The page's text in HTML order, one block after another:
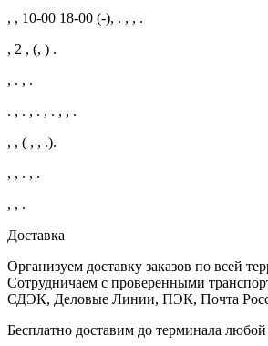
, , 10-00 18-00 (-), . , , .
, 2 , (, ) .
, . , .
. , . , . , . , , .
, , ( , , .).
, , . , .
, , .
Доставка
Организуем доставку заказов по всей
Сотрудничаем с проверенными
СДЭК, Деловые Линии, ПЭК, Почта
Бесплатно доставим до терминала